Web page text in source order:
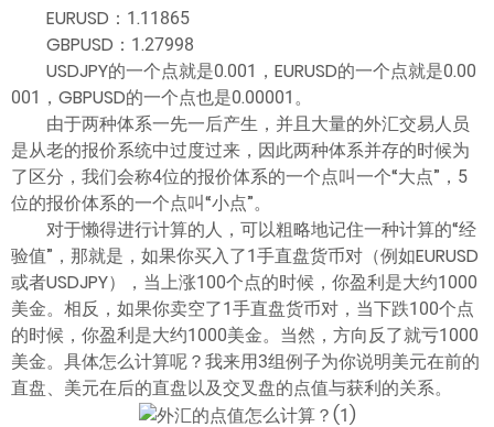
EURUSD：1.11865
GBPUSD：1.27998
USDJPY的一个点就是0.001，EURUSD的一个点就是0.00
001，GBPUSD的一个点也是0.00001。
由于两种体系一先一后产生，并且大量的外汇交易人员
是从老的报价系统中过度过来，因此两种体系并存的时候为
了区分，我们会称4位的报价体系的一个点叫一个“大点”，5
位的报价体系的一个点叫“小点”。
对于懒得进行计算的人，可以粗略地记住一种计算的“经
验值”，那就是，如果你买入了1手直盘货币对（例如EURUSD
或者USDJPY），当上涨100个点的时候，你盈利是大约1000
美金。相反，如果你卖空了1手直盘货币对，当下跌100个点
的时候，你盈利是大约1000美金。当然，方向反了就亏1000
美金。具体怎么计算呢？我来用3组例子为你说明美元在前的
直盘、美元在后的直盘以及交叉盘的点值与获利的关系。